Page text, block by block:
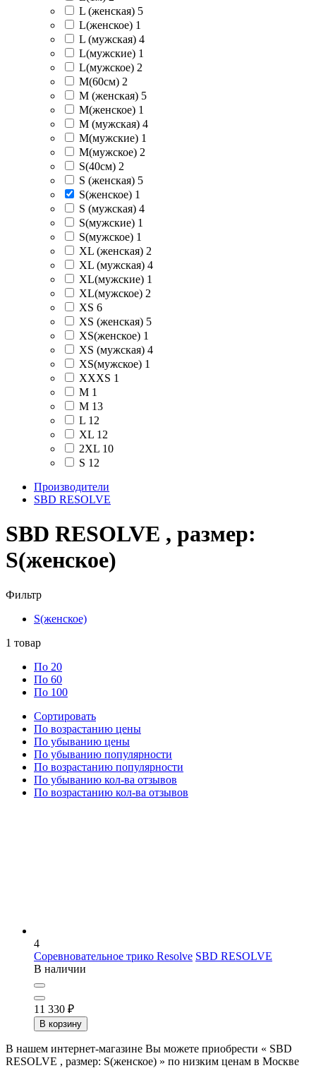
L (женская) 5
L(женское) 1
L (мужская) 4
L(мужские) 1
L(мужское) 2
M(60см) 2
M (женская) 5
M(женское) 1
M (мужская) 4
M(мужские) 1
M(мужское) 2
S(40см) 2
S (женская) 5
S(женское) 1
S (мужская) 4
S(мужские) 1
S(мужское) 1
XL (женская) 2
XL (мужская) 4
XL(мужские) 1
XL(мужское) 2
XS 6
XS (женская) 5
XS(женское) 1
XS (мужская) 4
XS(мужское) 1
XXXS 1
М 1
M 13
L 12
XL 12
2XL 10
S 12
Производители
SBD RESOLVE
SBD RESOLVE , размер:
S(женское)
Фильтр
S(женское)
1 товар
По 20
По 60
По 100
Сортировать
По возрастанию цены
По убыванию цены
По убыванию популярности
По возрастанию популярности
По убыванию кол-ва отзывов
По возрастанию кол-ва отзывов
4
Соревновательное трико Resolve SBD RESOLVE
В наличии
11 330 ₽
В корзину
В нашем интернет-магазине Вы можете приобрести « SBD
RESOLVE , размер: S(женское) » по низким ценам в Москве